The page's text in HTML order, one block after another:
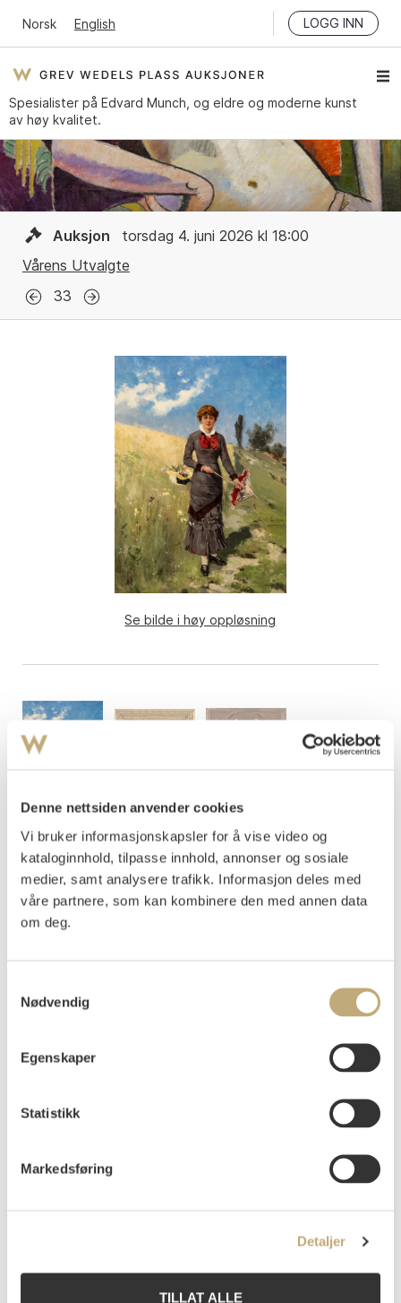
Denne nettsiden anvender cookies
Vi bruker informasjonskapsler for å vise video og
kataloginnhold, tilpasse innhold, annonser og sosiale
medier, samt analysere trafikk. Informasjon deles med
våre partnere, som kan kombinere den med annen data
om deg.
Nødvendig
Egenskaper
Statistikk
Markedsføring
Detaljer
TILLAT ALLE
Norsk English LOGG INN
Spesialister på Edvard Munch, og eldre og moderne kunst
av høy kvalitet.
Auksjon
torsdag 4. juni 2026 kl 18:00
Vårens Utvalgte
33
Se bilde i høy oppløsning
Ender, Axel (1853-1920)
Ung kvinne i blomstereng 1882
Olje på lerret
45x33,5
NOK 40 000–60 000